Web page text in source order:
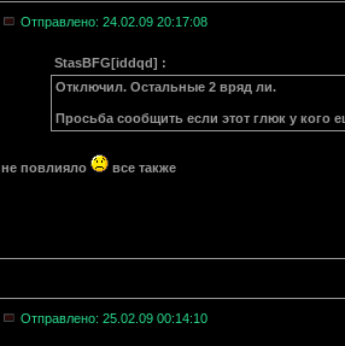
Отправлено: 24.02.09 20:17:08
StasBFG[iddqd] :
Отключил. Остальные 2 вряд ли.
Просьба сообщить если этот глюк у кого
не повлияло все также
Отправлено: 25.02.09 00:14:10